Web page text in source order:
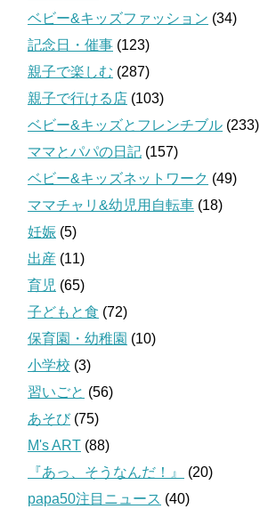
ベビー&キッズファッション (34)
記念日・催事 (123)
親子で楽しむ (287)
親子で行ける店 (103)
ベビー&キッズとフレンチブル (233)
ママとパパの日記 (157)
ベビー&キッズネットワーク (49)
ママチャリ&幼児用自転車 (18)
妊娠 (5)
出産 (11)
育児 (65)
子どもと食 (72)
保育園・幼稚園 (10)
小学校 (3)
習いごと (56)
あそび(75)
M's ART (88)
『あっ、そうなんだ！』
(20)
papa50注目ニュース (40)